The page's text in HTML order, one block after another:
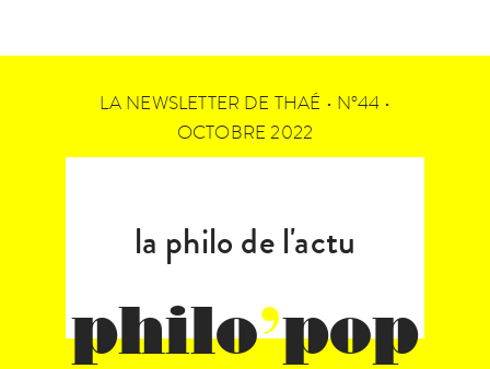
LA NEWSLETTER DE THAÉ • N°44 •
OCTOBRE 2022
la philo de l'actu
philo’pop